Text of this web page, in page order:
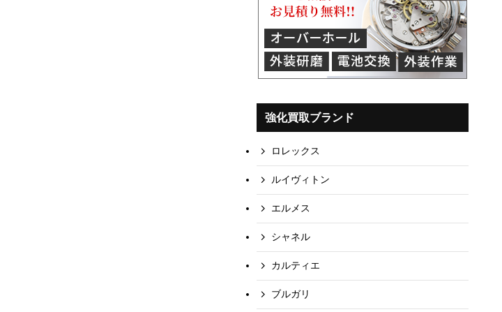
強化買取ブランド
ロレックス
ルイヴィトン
エルメス
シャネル
カルティエ
ブルガリ